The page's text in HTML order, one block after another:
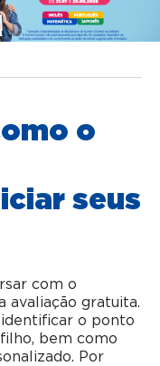
o
seus
com o
avaliação gratuita.
o ponto
bem como
Por